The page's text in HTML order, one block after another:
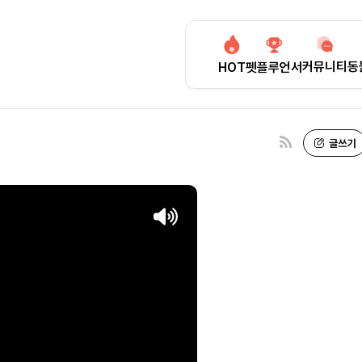
HOT펫플루언서커뮤니티 동
거 없다고요.